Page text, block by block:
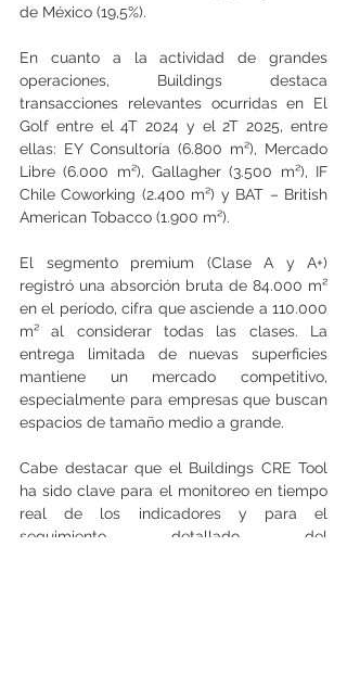
de México (19,5%).
En cuanto a la actividad de grandes
operaciones, Buildings destaca
transacciones relevantes ocurridas en El
Golf entre el 4T 2024 y el 2T 2025, entre
ellas: EY Consultoría (6.800 m²), Mercado
Libre (6.000 m²), Gallagher (3.500 m²), IF
Chile Coworking (2.400 m²) y BAT – British
American Tobacco (1.900 m²).
El segmento premium (Clase A y A+)
registró una absorción bruta de 84.000 m²
en el período, cifra que asciende a 110.000
m² al considerar todas las clases. La
entrega limitada de nuevas superficies
mantiene un mercado competitivo,
especialmente para empresas que buscan
espacios de tamaño medio a grande.
Cabe destacar que el Buildings CRE Tool
ha sido clave para el monitoreo en tiempo
real de los indicadores y para el
seguimiento detallado del